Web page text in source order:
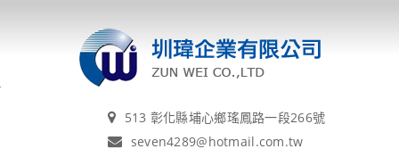
513 彰化縣埔心鄉瑤鳳路一段266號
seven4289@hotmail.com.tw